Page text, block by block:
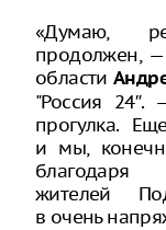
«Думаю,
продолжен, —
области
"Россия 24″.
прогулка.
и мы,
благодаря
жителей
в очень